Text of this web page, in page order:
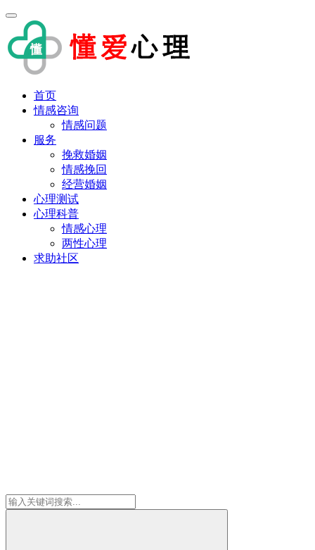
首页
情感咨询
情感问题
服务
挽救婚姻
情感挽回
经营婚姻
心理测试
心理科普
情感心理
两性心理
求助社区